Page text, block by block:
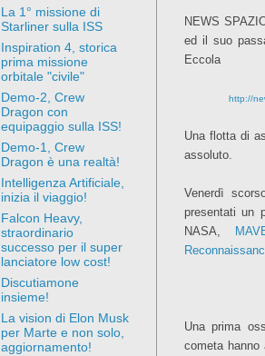
NEWS
ed il suo
Eccola
http://
Una flotta di
assoluto.
Venerdì
presentati un
NASA,
Una prima
cometa hanno
La 1° missione di
Starliner sulla ISS
Inspiration 4, storica
prima missione
orbitale "civile"
Demo-2, Crew
Dragon con
equipaggio sulla ISS!
Demo-1, Crew
Dragon è una realtà!
Intelligenza Artificiale,
inizia il viaggio!
Falcon Heavy,
straordinario
successo per il super
lanciatore low cost!
Discutiamone
insieme!
La vision di Elon Musk
per Marte e non solo,
aggiornamento!